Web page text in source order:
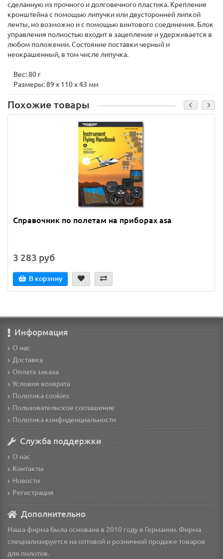
сделанную из прочного и долговечного пластика. Крепление
кронштейна с помощью липучки или двусторонней липкой
ленты, но возможно и с помощью винтового соединения. Блок
управления полностью входит в зацепление и удерживается в
любом положении. Состояние поставки черный и
неокрашенный, в том числе липучка.
Вес: 80 г
Размеры: 89 х 110 х 43 мм
Похожие товары
Справочник по полетам на приборах asa
3 283 руб
В корзину
Информация
О нас
Доставка
Оплата заказа
Условия возврата
Политика cookies
Пользовательское соглашение
Политика конфиденциальности
Служба поддержки
О нас
Контакты
Новости
Регистрация
Дополнительно
Наша фирма была основана в 2010 году в Германии. Фирма
специализируется на оптовой и розничной продаже товаров
для пилотов.